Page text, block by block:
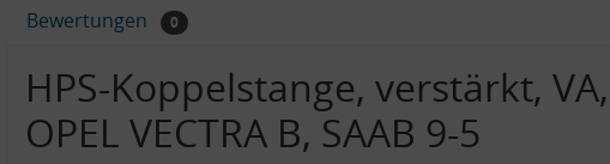
Bewertungen
0
HPS-Koppelstange, verstärkt, VA,
OPEL VECTRA B, SAAB 9-5